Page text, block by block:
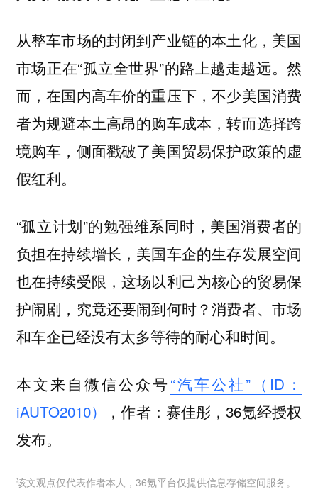
从整车市场的封闭到产业链的本土化，美国
市场正在“孤立全世界”的路上越走越远。然
而，在国内高车价的重压下，不少美国消费
者为规避本土高昂的购车成本，转而选择跨
境购车，侧面戳破了美国贸易保护政策的虚
假红利。
“孤立计划”的勉强维系同时，美国消费者的
负担在持续增长，美国车企的生存发展空间
也在持续受限，这场以利己为核心的贸易保
护闹剧，究竟还要闹到何时？消费者、市场
和车企已经没有太多等待的耐心和时间。
本文来自微信公众号“汽车公社”（ID：
iAUTO2010）
，作者：赛佳彤，36氪经授权
发布。
该文观点仅代表作者本人，36氪平台仅提供信息存储空间服务。